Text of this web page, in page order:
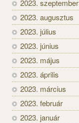
2023. szeptember
2023. augusztus
2023. július
2023. június
2023. május
2023. április
2023. március
2023. február
2023. január